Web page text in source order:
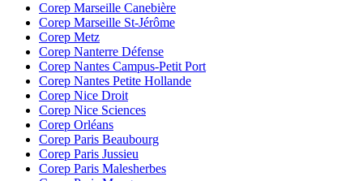
Corep Marseille Canebière
Corep Marseille St-Jérôme
Corep Metz
Corep Nanterre Défense
Corep Nantes Campus-Petit Port
Corep Nantes Petite Hollande
Corep Nice Droit
Corep Nice Sciences
Corep Orléans
Corep Paris Beaubourg
Corep Paris Jussieu
Corep Paris Malesherbes